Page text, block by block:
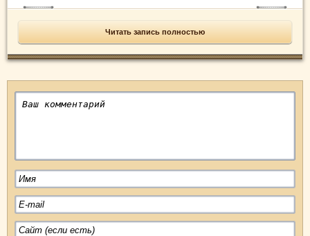
Читать запись полностью